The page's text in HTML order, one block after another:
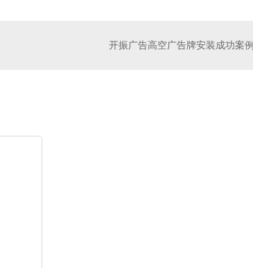
开振广告高空广告牌安装成功案例